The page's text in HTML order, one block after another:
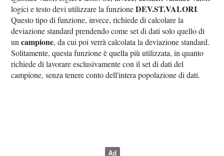
logici e testo devi utilizzare la funzioneDEV.ST.VALORI.
Questo tipo di funzione, invece, richiede di calcolare la
deviazione standard prendendo come set di dati solo quello di
uncampione, da cui poi verrà calcolata la deviazione standard.
Solitamente, questa funzione è quella più utilizzata, in quanto
richiede di lavorare esclusivamente con il set di dati del
campione, senza tenere conto dell'intera popolazione di dati.